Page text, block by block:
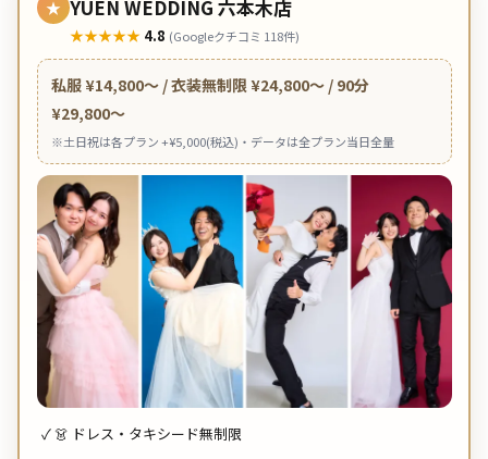
★ YUEN WEDDING 六本木店
★★★★★ 4.8 (Googleクチコミ 118件)
私服 ¥14,800〜 / 衣装無制限 ¥24,800〜 / 90分
¥29,800〜
※土日祝は各プラン +¥5,000(税込)・データは全プラン当日全量
✓ 👗 ドレス・タキシード無制限